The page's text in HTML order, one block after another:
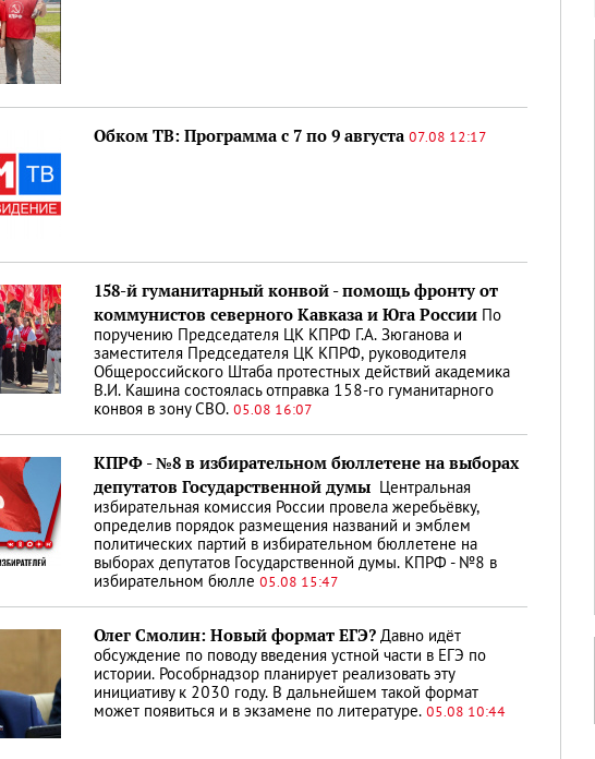
Обком ТВ: Программа с 7 по 9 августа 07.08 12:17
158-й гуманитарный конвой - помощь фронту от
коммунистов северного Кавказа и Юга России По
поручению Председателя ЦК КПРФ Г.А. Зюганова и
заместителя Председателя ЦК КПРФ, руководителя
Общероссийского Штаба протестных действий академика
В.И. Кашина состоялась отправка 158-го гуманитарного
конвоя в зону СВО. 05.08 16:07
КПРФ - №8 в избирательном бюллетене на выборах
депутатов Государственной думы Центральная
избирательная комиссия России провела жеребьёвку,
определив порядок размещения названий и эмблем
политических партий в избирательном бюллетене на
выборах депутатов Государственной думы. КПРФ - №8 в
избирательном бюлле 05.08 15:47
Олег Смолин: Новый формат ЕГЭ? Давно идёт
обсуждение по поводу введения устной части в ЕГЭ по
истории. Рособрнадзор планирует реализовать эту
инициативу к 2030 году. В дальнейшем такой формат
может появиться и в экзамене по литературе. 05.08 10:44